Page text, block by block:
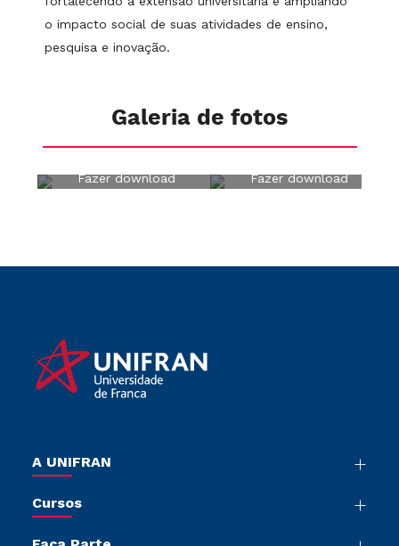
o impacto social de suas atividades de ensino,
pesquisa e inovação.
Galeria de fotos
Fazer download Fazer download
A UNIFRAN
Sala de Imprensa
Cursos